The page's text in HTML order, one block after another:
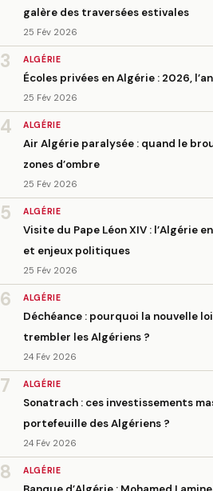
galère des traversées estivales
25 Fév 2026
3 ALGÉRIE
Écoles privées en Algérie : 2026,
25 Fév 2026
4 ALGÉRIE
Air Algérie paralysée : quand le
zones d’ombre
25 Fév 2026
5 ALGÉRIE
Visite du Pape Léon XIV : l’Algérie
et enjeux politiques
25 Fév 2026
6 ALGÉRIE
Déchéance : pourquoi la nouvelle
trembler les Algériens ?
24 Fév 2026
7 ALGÉRIE
Sonatrach : ces investissements
portefeuille des Algériens ?
24 Fév 2026
8 ALGÉRIE